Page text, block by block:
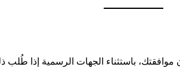
باستثناء الجهات الرسمية إذا طُلب